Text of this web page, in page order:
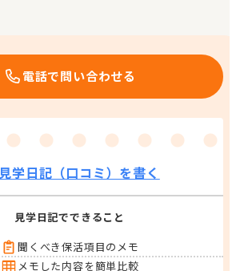
電話で問い合わせる
見学日記（口コミ）を書く
見学日記でできること
聞くべき保活項目のメモ
メモした内容を簡単比較